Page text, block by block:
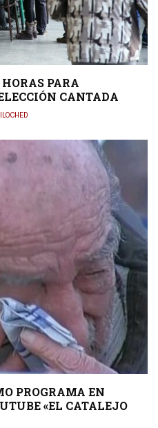
PARA
CANTADA
PROGRAMA EN
«EL CATALEJO